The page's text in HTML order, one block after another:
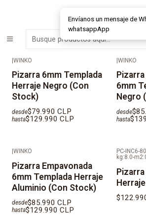
MÁS DE 15 AÑOS FABRICANDO E
CRISTAL Y VENTANAS
Inicio Cristales
WINKO
Pizarra 6mm Templada
Herraje Negro (Con
Stock)
desde$79.990 CLP
hasta$129.990 CLP
WINKO
6mm
Negro
desde
hasta
WINKO
Pizarra Empavonada
6mm Templada Herraje
Aluminio (Con Stock)
desde$85.990 CLP
hasta$129.990 CLP
PC-INC6-
kg:8.0-
Envíanos un mensaje de
whatsappApp